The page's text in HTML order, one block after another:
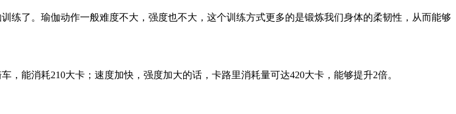
练了。瑜伽动作一般难度不大，强度也不大，这个训练方式更多的是锻炼我们身体的柔韧性，从而能够
能消耗210大卡；速度加快，强度加大的话，卡路里消耗量可达420大卡，能够提升2倍。